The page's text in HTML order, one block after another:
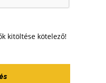
kitöltése kötelező!